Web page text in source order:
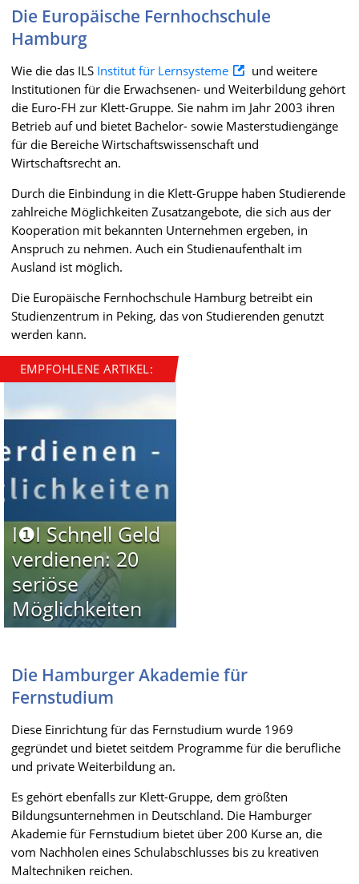
Die Europäische Fernhochschule
Hamburg
Wie die das ILS Institut für Lernsysteme
und weitere
Institutionen für die Erwachsenen- und Weiterbildung gehört
die Euro-FH zur Klett-Gruppe. Sie nahm im Jahr 2003 ihren
Betrieb auf und bietet Bachelor- sowie Masterstudiengänge
für die Bereiche Wirtschaftswissenschaft und
Wirtschaftsrecht an.
Durch die Einbindung in die Klett-Gruppe haben Studierende
zahlreiche Möglichkeiten Zusatzangebote, die sich aus der
Kooperation mit bekannten Unternehmen ergeben, in
Anspruch zu nehmen. Auch ein Studienaufenthalt im
Ausland ist möglich.
Die Europäische Fernhochschule Hamburg betreibt ein
Studienzentrum in Peking, das von Studierenden genutzt
werden kann.
EMPFOHLENE ARTIKEL:
I❶I Schnell Geld
verdienen: 20
seriöse
Möglichkeiten
Die Hamburger Akademie für
Fernstudium
Diese Einrichtung für das Fernstudium wurde 1969
gegründet und bietet seitdem Programme für die berufliche
und private Weiterbildung an.
Es gehört ebenfalls zur Klett-Gruppe, dem größten
Bildungsunternehmen in Deutschland. Die Hamburger
Akademie für Fernstudium bietet über 200 Kurse an, die
vom Nachholen eines Schulabschlusses bis zu kreativen
Maltechniken reichen.